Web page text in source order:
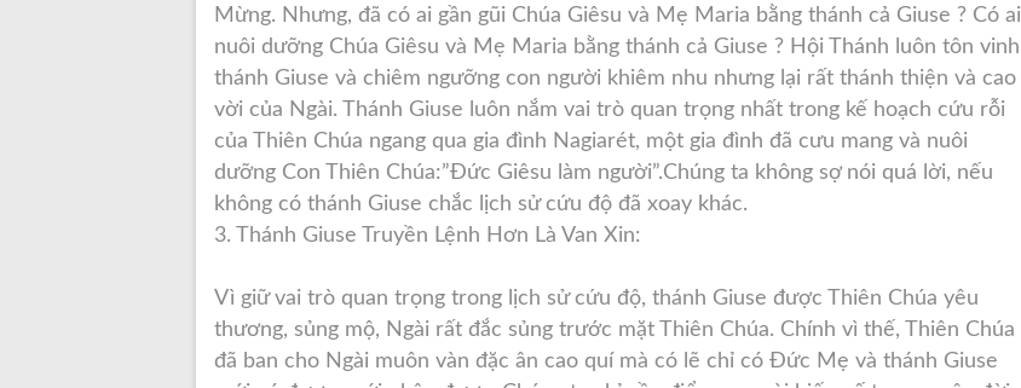
Mừng. Nhưng, đã có ai gần gũi Chúa Giêsu và Mẹ Maria bằng thánh cả Giuse ? Có ai
nuôi dưỡng Chúa Giêsu và Mẹ Maria bằng thánh cả Giuse ? Hội Thánh luôn tôn vinh
thánh Giuse và chiêm ngưỡng con người khiêm nhu nhưng lại rất thánh thiện và cao
vời của Ngài. Thánh Giuse luôn nắm vai trò quan trọng nhất trong kế hoạch cứu rỗi
của Thiên Chúa ngang qua gia đình Nagiarét, một gia đình đã cưu mang và nuôi
dưỡng Con Thiên Chúa:”Đức Giêsu làm người”.Chúng ta không sợ nói quá lời, nếu
không có thánh Giuse chắc lịch sử cứu độ đã xoay khác.
3. Thánh Giuse Truyền Lệnh Hơn Là Van Xin:
Vì giữ vai trò quan trọng trong lịch sử cứu độ, thánh Giuse được Thiên Chúa yêu
thương, sủng mộ, Ngài rất đắc sủng trước mặt Thiên Chúa. Chính vì thế, Thiên Chúa
đã ban cho Ngài muôn vàn đặc ân cao quí mà có lẽ chỉ có Đức Mẹ và thánh Giuse